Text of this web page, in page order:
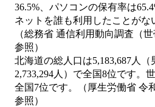
36.5%、パソコンの保有率は
ネットを誰も利用したことがな
（総務省 通信利用動向調査（
参照）
北海道の総人口は5,183,687人（
2,733,294人）で全国8位です。
全国7位です。（厚生労働省 令
参照）